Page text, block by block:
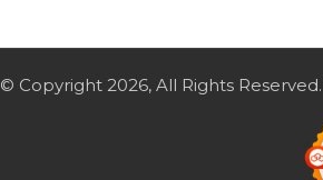
© Copyright 2026, All Rights Reserved.